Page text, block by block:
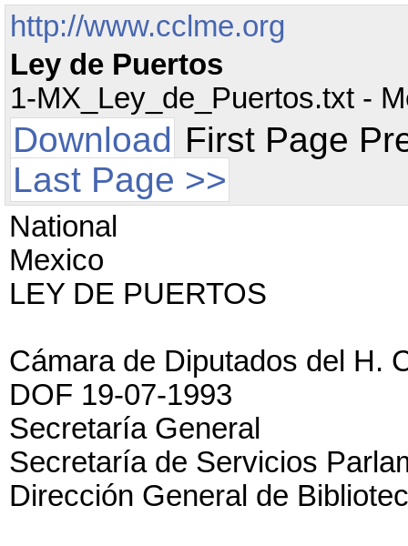
http://www.cclme.org
Ley de Puertos
1-MX_Ley_de_Puertos.txt -
Download First Page
Last Page >>
National
Mexico
LEY DE PUERTOS
Cámara de Diputados del H.
DOF 19-07-1993
Secretaría General
Secretaría de Servicios
Dirección General de